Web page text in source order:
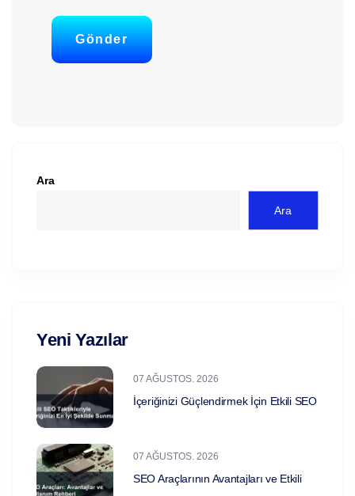
Gönder
Ara
Ara
Yeni Yazılar
07 AĞUSTOS. 2026
İçeriğinizi Güçlendirmek İçin Etkili SEO
07 AĞUSTOS. 2026
SEO Araçlarının Avantajları ve Etkili